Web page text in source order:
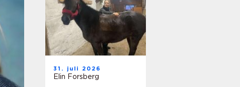
31. juli 2026
Elin Forsberg